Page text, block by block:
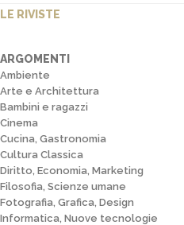
LE RIVISTE
ARGOMENTI
Ambiente
Arte e Architettura
Bambini e ragazzi
Cinema
Cucina, Gastronomia
Cultura Classica
Diritto, Economia, Marketing
Filosofia, Scienze umane
Fotografia, Grafica, Design
Informatica, Nuove tecnologie